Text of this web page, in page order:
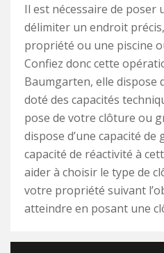
Il est nécessaire de poser
délimiter un endroit
propriété ou une piscine
Confiez donc cette
Baumgarten, elle
doté des capacités
pose de votre clôture ou
dispose d’une capacité de
capacité de réactivité à
aider à choisir le type de
votre propriété suivant
atteindre en posant une